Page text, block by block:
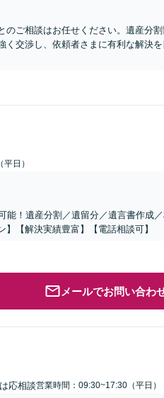
のご相談はお任せください。遺産分
交渉し、依頼者さまに有利な解決
日）
能！遺産分割／遺留分／遺言書作成
【解決実績豊富】【電話相談可】
メールでお問い合わ
応相談営業時間：09:30~17:30（平日）